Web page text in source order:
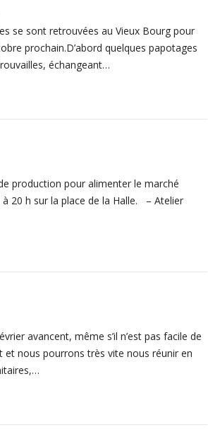
se sont retrouvées au Vieux Bourg pour
prochain.D’abord quelques papotages
échangeant…
production pour alimenter le marché
20 h sur la place de la Halle. – Atelier
avancent, même s’il n’est pas facile de
et nous pourrons très vite nous réunir en